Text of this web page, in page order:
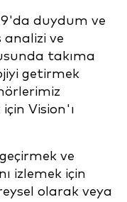
duydum ve
analizi ve
takıma
getirmek
Vision'ı
ve
izlemek için
olarak veya